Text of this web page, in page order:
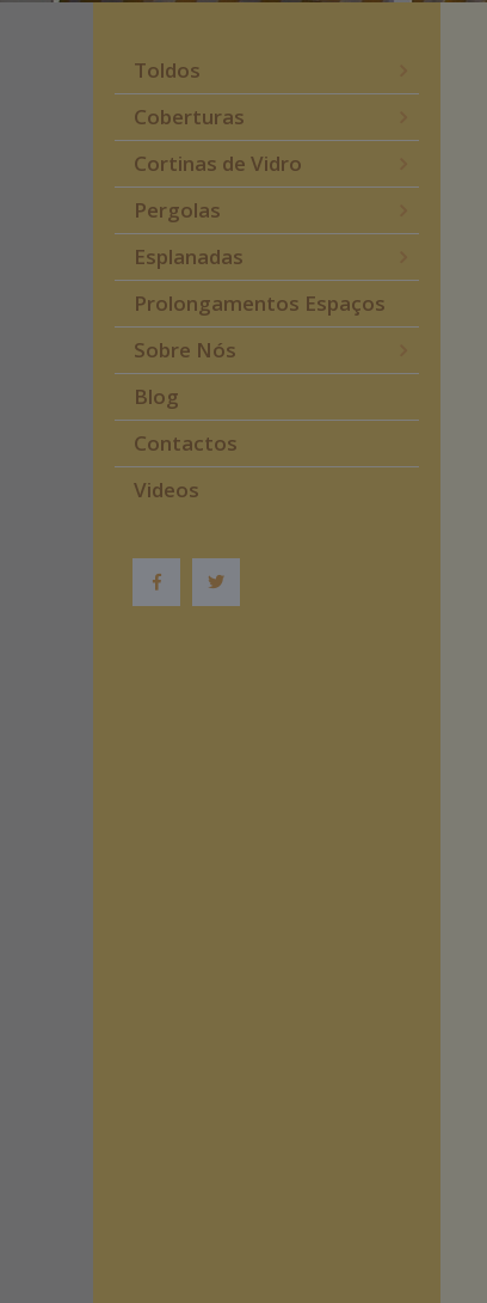
Toldos
Coberturas
Cortinas de Vidro
Pergolas
Esplanadas
Prolongamentos Espaços
Sobre Nós
Blog
Contactos
Videos